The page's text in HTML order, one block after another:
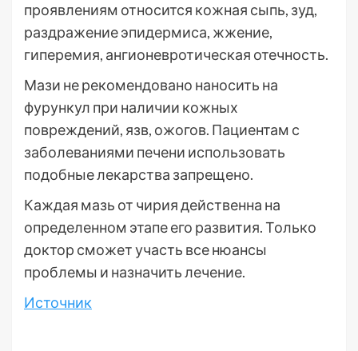
проявлениям относится кожная сыпь, зуд,
раздражение эпидермиса, жжение,
гиперемия, ангионевротическая отечность.
Мази не рекомендовано наносить на
фурункул при наличии кожных
повреждений, язв, ожогов. Пациентам с
заболеваниями печени использовать
подобные лекарства запрещено.
Каждая мазь от чирия действенна на
определенном этапе его развития. Только
доктор сможет участь все нюансы
проблемы и назначить лечение.
Источник